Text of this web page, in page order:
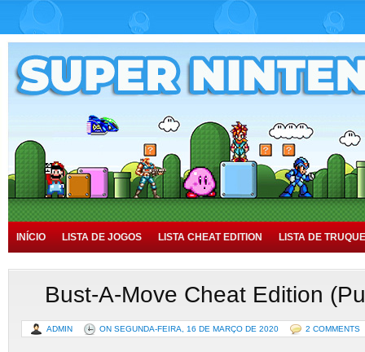
INÍCIO LISTA DE JOGOS LISTA CHEAT EDITION LISTA DE
TUTORIAIS HISTÓRIA
Bust-A-Move Cheat Edition
ADMIN ON SEGUNDA-FEIRA, 16 DE MARÇO DE 2020 2 COMMENTS